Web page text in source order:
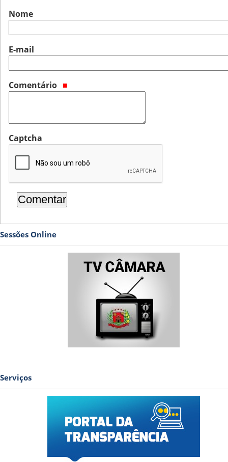
Nome
E-mail
Comentário
Captcha
Sessões Online
Serviços